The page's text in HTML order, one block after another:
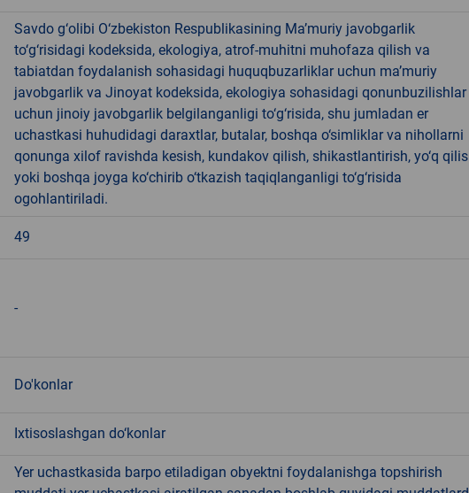
Savdo g‘olibi O‘zbekiston Respublikasining Ma’muriy javobgarlik
to‘g‘risidagi kodeksida, ekologiya, atrof-muhitni muhofaza qilish va
tabiatdan foydalanish sohasidagi huquqbuzarliklar uchun ma’muriy
javobgarlik va Jinoyat kodeksida, ekologiya sohasidagi qonunbuzilishlar
uchun jinoiy javobgarlik belgilanganligi to‘g‘risida, shu jumladan er
uchastkasi huhudidagi daraxtlar, butalar, boshqa o‘simliklar va nihollarni
qonunga xilof ravishda kesish, kundakov qilish, shikastlantirish, yo‘q
yoki boshqa joyga ko‘chirib o‘tkazish taqiqlanganligi to‘g‘risida
ogohlantiriladi.
49
-
Do'konlar
Ixtisoslashgan do‘konlar
Yer uchastkasida barpo etiladigan obyektni foydalanishga topshirish